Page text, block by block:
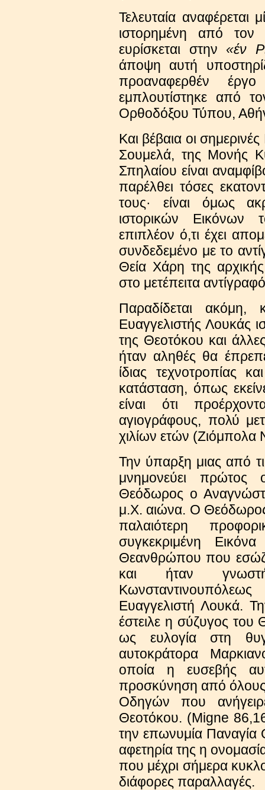
Τελευταία
ιστορημένη από
ευρίσκεται στην «έν
άποψη αυτή
προαναφερθέν
εμπλουτίστηκε από
Ορθοδόξου Τύπου,
Και βέβαια οι
Σουμελά, της Μονής
Σπηλαίου είναι
παρέλθει τόσες
τους· είναι όμως
ιστορικών Εικόνων
επιπλέον ό,τι έχει
συνδεδεμένο με το
Θεία Χάρη της
στο μετέπειτα
Παραδίδεται
Ευαγγελιστής Λουκάς
της Θεοτόκου και
ήταν αληθές θα
ίδιας τεχνοτροπίας
κατάσταση, όπως
είναι ότι
αγιογράφους, πολύ
χιλίων ετών
Την ύπαρξη μιας από
μνημονεύει πρώτος
Θεόδωρος ο
μ.Χ. αιώνα. Ο
παλαιότερη
συγκεκριμένη
Θεανθρώπου που
και ήταν
Ευαγγελιστή Λουκά.
έστειλε η σύζυγος
ως ευλογία στη
αυτοκράτορα
οποία η ευσεβής
προσκύνηση από όλους
Οδηγών που
Θεοτόκου. (Migne
την επωνυμία Παναγία
αφετηρία της η
που μέχρι σήμερα
διάφορες παραλλαγές.